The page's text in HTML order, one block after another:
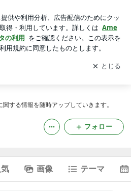
ブログの更新通知
を受け取りまし
開く
する情報を随時アップしていきます。
フォロー
気 画像 テーマ